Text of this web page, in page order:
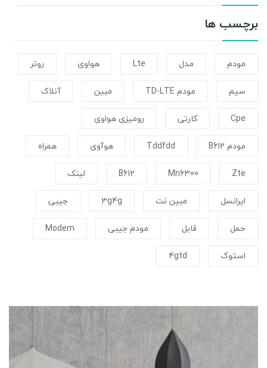
برچسب ها
مودم مدل Lte هواوی
روتر
سیم
مودم TD-LTE مبین
آنلاک
Cpe
کارتی
رومیزی هواوی
مودم B612
Tddfdd هوآوی
همراه
Zte
Mn6300
B612
لینک
ایرانسل
مبین نت 3g4g
جیبی
حمل
قابل مودم جیبی
Modem
استوک
4gtd